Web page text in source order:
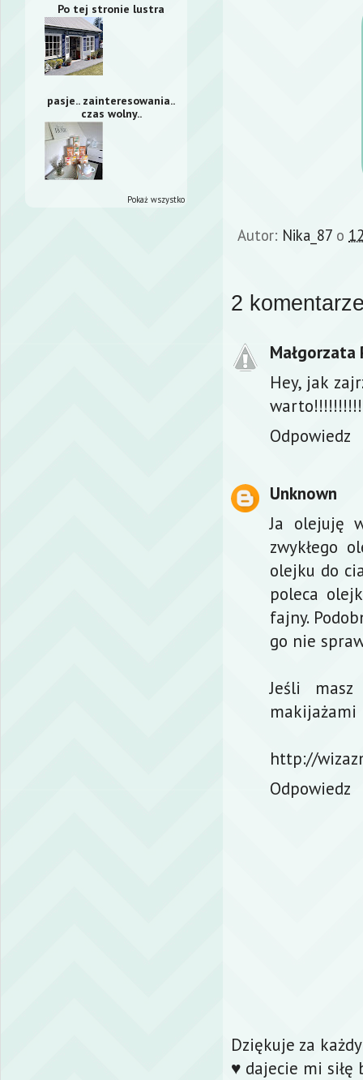
Autor: Nika_87 o
2
Hey, jak
warto!!!!!!!!!!
Odpowiedz
Unknown
Ja olejuję
zwykłego
olejku do
poleca
fajny.
go nie
Jeśli
makijażami
http://
Odpowiedz
Dziękuje za
♥ dajecie mi siłę
Po tej stronie lustra
pasje.. zainteresowania..
czas wolny..
Pokaż wszystko